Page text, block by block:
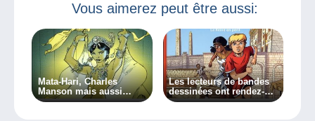
Vous aimerez peut être aussi:
Mata-Hari, Charles
Manson mais aussi
Zola, que de
Les lecteurs de bandes
dessinées ont rendez-
vous avec l’histoire !